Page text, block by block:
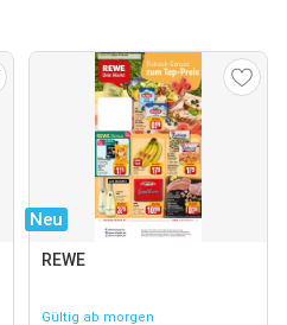
Neu
REWE
Gültig ab morgen